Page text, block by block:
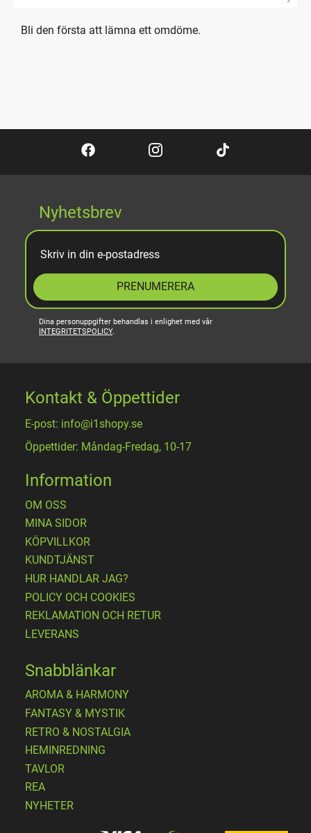
Bli den första att lämna ett omdöme.
Nyhetsbrev
PRENUMERERA
Dina personuppgifter behandlas i enlighet med vår
INTEGRITETSPOLICY.
Kontakt & Öppettider
E-post: info@i1shopy.se
Öppettider: Måndag-Fredag, 10-17
Information
OM OSS
MINA SIDOR
KÖPVILLKOR
KUNDTJÄNST
HUR HANDLAR JAG?
POLICY OCH COOKIES
REKLAMATION OCH RETUR
LEVERANS
Snabblänkar
AROMA & HARMONY
FANTASY & MYSTIK
RETRO & NOSTALGIA
HEMINREDNING
TAVLOR
REA
NYHETER